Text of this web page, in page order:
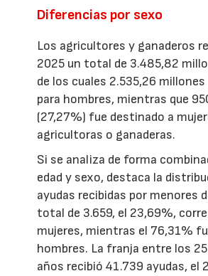
Diferencias por sexo
Los agricultores y ganaderos
2025 un total de 3.485,82
de los cuales 2.535,26
para hombres, mientras que
(27,27%) fue destinado a
agricultoras o ganaderas.
Si se analiza de forma
edad y sexo, destaca la
ayudas recibidas por menores
total de 3.659, el 23,69%,
mujeres, mientras el 76,31%
hombres. La franja entre los
años recibió 41.739 ayudas, el